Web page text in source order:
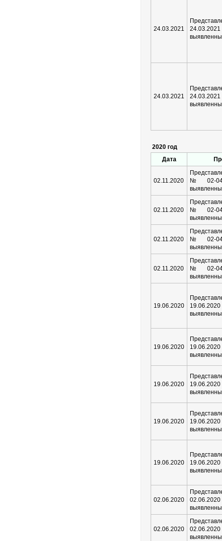
24.03.2021
24.03.2021
2020 год
Дата
02.11.2020
№02-04/
02.11.2020
№02-04/
02.11.2020
№02-04/
02.11.2020
№02-04/
19.06.2020
19.06.2020
19.06.2020
19.06.2020
19.06.2020
02.06.2020
02.06.2020